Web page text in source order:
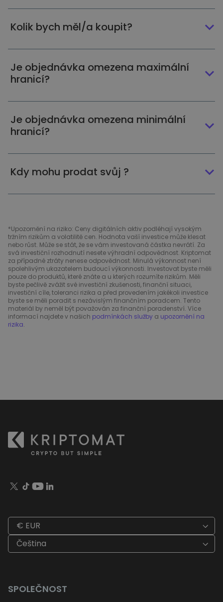
Kolik bych měl/a koupit?
Je objednávka omezena maximální
hranicí?
Je objednávka omezena minimální
hranicí?
Kdy mohu prodat svůj ?
*Upozornění na riziko: Ceny digitálních aktiv podléhají vysokým
tržním rizikům a volatilitě cen. Hodnota vaší investice může klesat
nebo růst. Může se stát, že se vám investovaná částka nevrátí. Za
svá investiční rozhodnutí nesete výhradní odpovědnost. Kriptomat
za případné ztráty nenese odpovědnost. Minulá výkonnost není
spolehlivým ukazatelem budoucí výkonnosti. Investovat byste měli
pouze do produktů, které znáte a u kterých rozumíte rizikům. Měli
byste pečlivě zvážit své investiční zkušenosti, finanční situaci,
investiční cíle, toleranci rizika a před provedením jakékoli investice
byste se měli poradit s nezávislým finančním poradcem. Tento
materiál by neměl být považován za finanční poradenství. Více
informací najdete v našich podmínkách služby a upozornění na
rizika.
€ EUR
Čeština
SPOLEČNOST